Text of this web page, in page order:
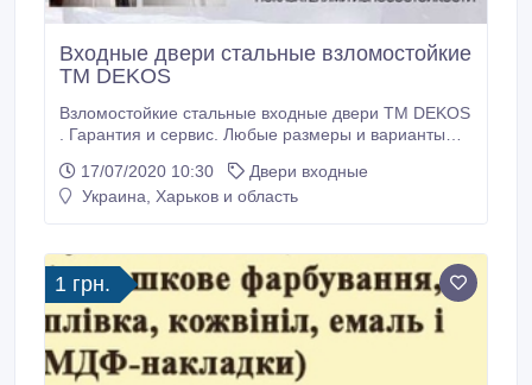
Входные двери стальные взломостойкие
TM DEKOS
Взломостойкие стальные входные двери TM DEKOS
. Гарантия и сервис. Любые размеры и варианты
Ваши пожелания и бюджет. Двери повышенной
взломостойкости - от 10190грн в модели классика. С
17/07/2020 10:30
Двери входные
Украина, Харьков и область
1 грн.